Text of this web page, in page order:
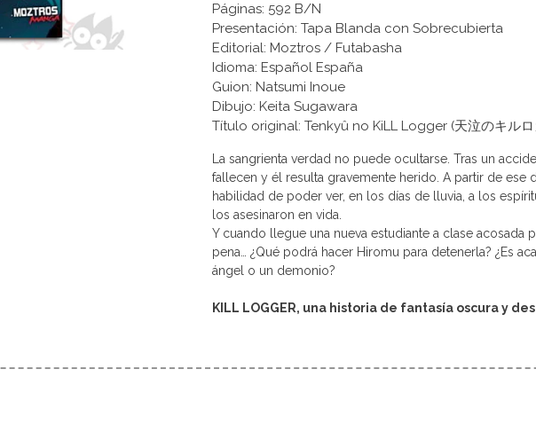
Páginas: 592 B/N
Presentación: Tapa Blanda con Sobrecubierta
Editorial: Moztros / Futabasha
Idioma: Español España
Guion: Natsumi Inoue
Dibujo: Keita Sugawara
Título original: Tenkyû no KiLL Logger (天泣のキルロ
La sangrienta verdad no puede ocultarse. Tras un
fallecen y él resulta gravemente herido. A partir de ese
habilidad de poder ver, en los días de lluvia, a los
los asesinaron en vida.
Y cuando llegue una nueva estudiante a clase acosada
pena… ¿Qué podrá hacer Hiromu para detenerla? ¿Es
ángel o un demonio?
KILL LOGGER, una historia de fantasía oscura y